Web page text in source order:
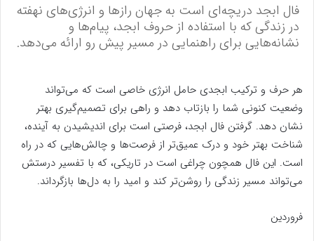
فال ابجد دریچه‌ای است به جهان رازها و انرژی‌های نهفته
در زندگی که با استفاده از حروف ابجد، پیام‌ها و
نشانه‌هایی برای راهنمایی در مسیر پیش رو ارائه می‌دهد.
هر حرف و ترکیب ابجدی حامل انرژی خاصی است که می‌تواند
وضعیت کنونی شما را بازتاب دهد و راهی برای تصمیم‌گیری بهتر
نشان دهد. گرفتن فال ابجد، فرصتی است برای اندیشیدن به آینده،
شناخت بهتر خود و درک عمیق‌تر از فرصت‌ها و چالش‌هایی که در راه
است. این فال همچون چراغی است در تاریکی، که با تفسیر درستش
می‌تواند مسیر زندگی را روشن‌تر کند و امید را به دل‌ها بازگرداند.
فروردین